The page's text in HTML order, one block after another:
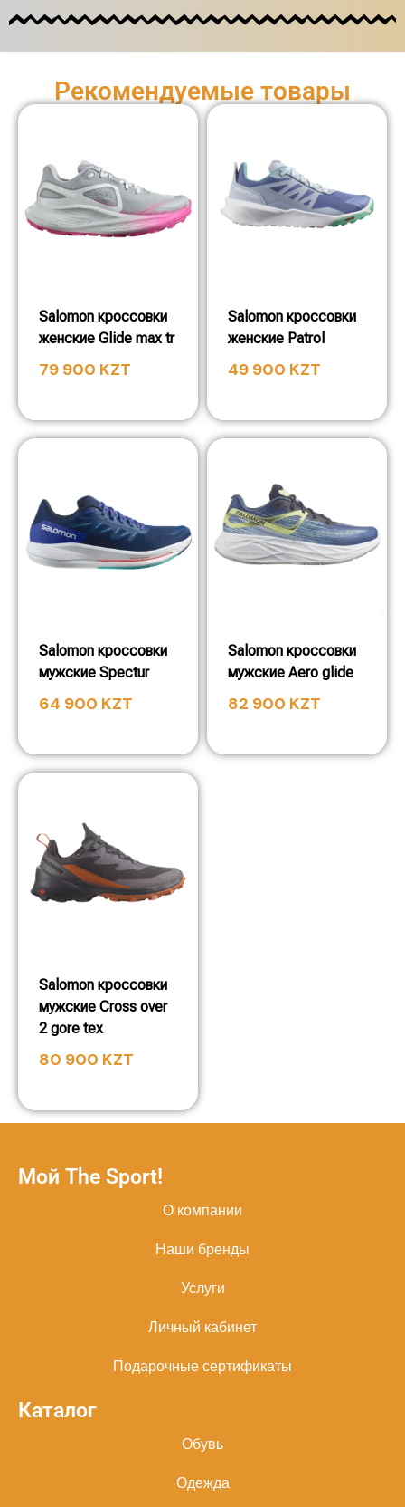
Рекомендуемые товары
Salomon кроссовки
женские Glide max tr
79 900 KZT
Salomon кроссовки
женские Patrol
49 900 KZT
Salomon кроссовки
мужские Spectur
64 900 KZT
Salomon кроссовки
мужские Aero glide
82 900 KZT
Salomon кроссовки
мужские Cross over
2 gore tex
80 900 KZT
Мой The Sport!
О компании
Наши бренды
Услуги
Личный кабинет
Подарочные сертификаты
Каталог
Обувь
Одежда